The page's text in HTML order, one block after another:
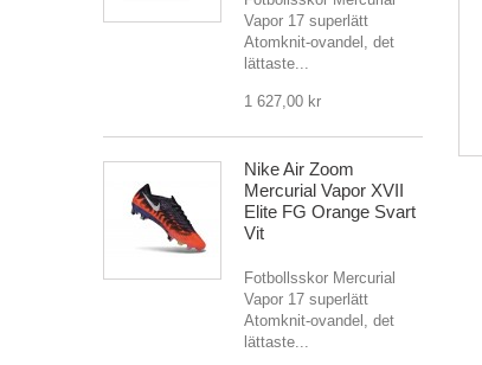
Vapor 17 superlätt
Atomknit-ovandel, det
lättaste...
1 627,00 kr
Nike Air Zoom
Mercurial Vapor XVII
Elite FG Orange Svart
Vit
Fotbollsskor Mercurial
Vapor 17 superlätt
Atomknit-ovandel, det
lättaste...